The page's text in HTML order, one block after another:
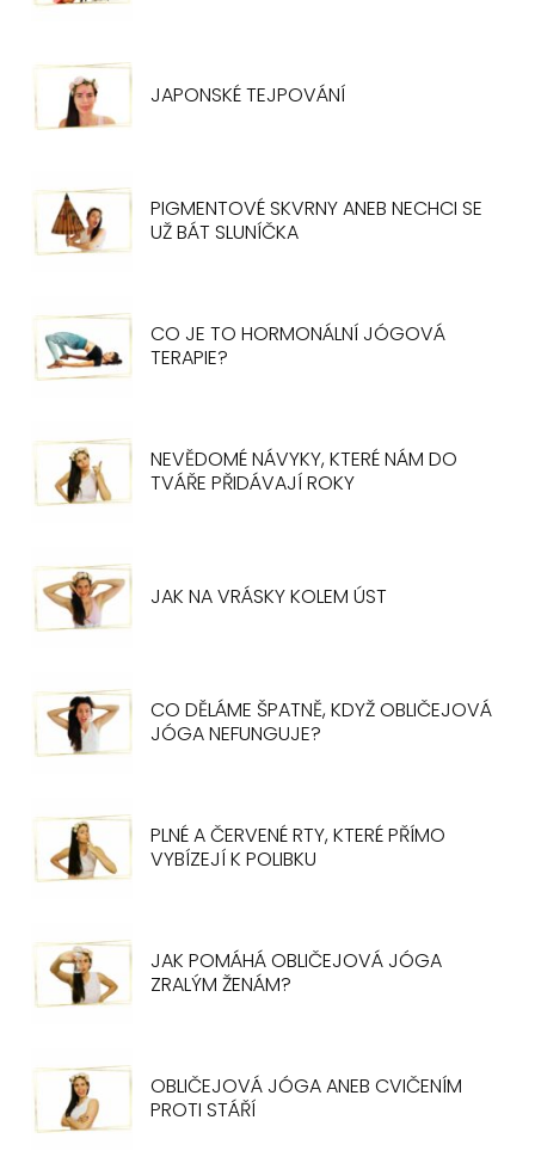
JAPONSKÉ TEJPOVÁNÍ
PIGMENTOVÉ SKVRNY ANEB NECHCI SE
UŽ BÁT SLUNÍČKA
CO JE TO HORMONÁLNÍ JÓGOVÁ
TERAPIE?
NEVĚDOMÉ NÁVYKY, KTERÉ NÁM DO
TVÁŘE PŘIDÁVAJÍ ROKY
JAK NA VRÁSKY KOLEM ÚST
CO DĚLÁME ŠPATNĚ, KDYŽ OBLIČEJOVÁ
JÓGA NEFUNGUJE?
PLNÉ A ČERVENÉ RTY, KTERÉ PŘÍMO
VYBÍZEJÍ K POLIBKU
JAK POMÁHÁ OBLIČEJOVÁ JÓGA
ZRALÝM ŽENÁM?
OBLIČEJOVÁ JÓGA ANEB CVIČENÍM
PROTI STÁŘÍ